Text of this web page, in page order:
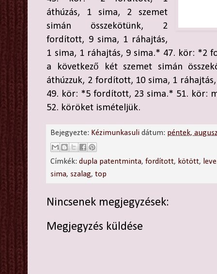
áthúzás, 1 sima, 2 szemet
simán összekötünk, 2
fordított, 9 sima, 1 ráhajtás,
1 sima, 1 ráhajtás, 9 sima.* 47. kör: *2
a következő két szemet simán
áthúzzuk, 2 fordított, 10 sima, 1
49. kör: *5 fordított, 23 sima.* 51. kör:
52. köröket ismételjük.
Bejegyezte: Kézimunkasuli dátum: péntek,
Címkék:dupla patentminta,fordított, kötött,
sima, szalag,top
Nincsenek megjegyzések:
Megjegyzés küldése